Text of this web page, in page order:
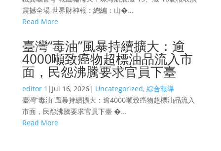
震撼全場 世界財神報：總編：山�...
Read More
臺灣“毒油”風暴持續擴大：逾
4000噸致癌物超標油品流入市
面，民怨沸騰要求官員下臺
editor 1 | Jul 16, 2026| Uncategorized, 綜合報導
臺灣“毒油”風暴持續擴大：逾4000噸致癌物超標油品流入
市面，民怨沸騰要求官員下臺 �...
Read More